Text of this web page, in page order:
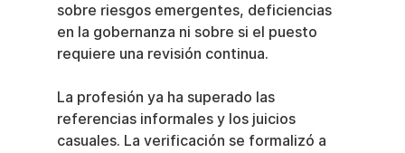
sobre riesgos emergentes, deficiencias
en la gobernanza ni sobre si el puesto
requiere una revisión continua.
La profesión ya ha superado las
referencias informales y los juicios
casuales. La verificación se formalizó a